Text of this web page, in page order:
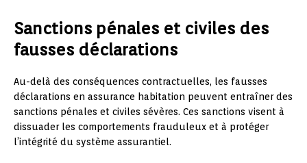
Sanctions pénales et civiles des
fausses déclarations
Au-delà des conséquences contractuelles, les fausses
déclarations en assurance habitation peuvent entraîner des
sanctions pénales et civiles sévères. Ces sanctions visent à
dissuader les comportements frauduleux et à protéger
l’intégrité du système assurantiel.